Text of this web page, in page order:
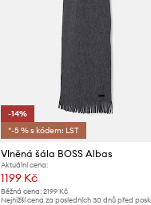
-14%
*-5 % s kódem: LST
Vlněná šála BOSS Albas
Aktuální cena:
1199 Kč
Běžná cena: 2199 Kč
Nejnižší cena za posledních 30 dnů před